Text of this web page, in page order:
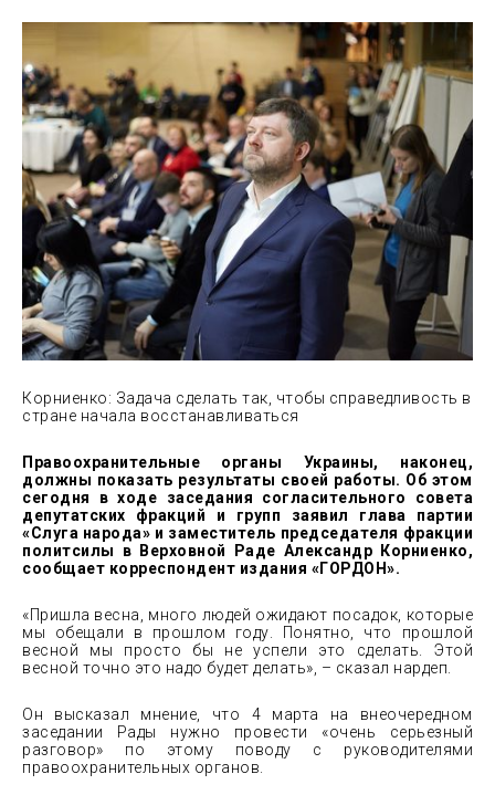
Корниенко: Задача сделать так, чтобы справедливость в
стране начала восстанавливаться
Правоохранительные органы Украины, наконец,
должны показать результаты своей работы. Об этом
сегодня в ходе заседания согласительного совета
депутатских фракций и групп заявил глава партии
«Слуга народа» и заместитель председателя фракции
политсилы в Верховной Раде Александр Корниенко,
сообщает корреспондент издания «ГОРДОН».
«Пришла весна, много людей ожидают посадок, которые
мы обещали в прошлом году. Понятно, что прошлой
весной мы просто бы не успели это сделать. Этой
весной точно это надо будет делать», – сказал нардеп.
Он высказал мнение, что 4 марта на внеочередном
заседании Рады нужно провести «очень серьезный
разговор» по этому поводу с руководителями
правоохранительных органов.